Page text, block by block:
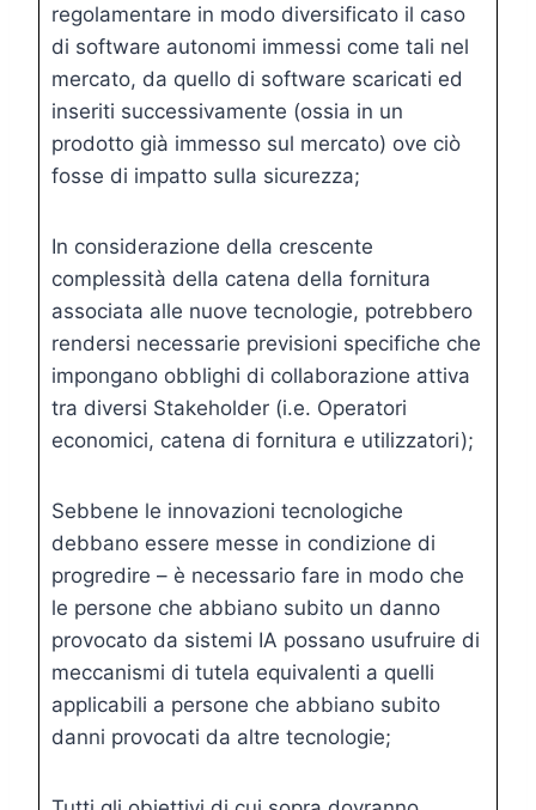
regolamentare in modo diversificato il caso
di software autonomi immessi come tali nel
mercato, da quello di software scaricati ed
inseriti successivamente (ossia in un
prodotto già immesso sul mercato) ove ciò
fosse di impatto sulla sicurezza;
In considerazione della crescente
complessità della catena della fornitura
associata alle nuove tecnologie, potrebbero
rendersi necessarie previsioni specifiche che
impongano obblighi di collaborazione attiva
tra diversi Stakeholder (i.e. Operatori
economici, catena di fornitura e utilizzatori);
Sebbene le innovazioni tecnologiche
debbano essere messe in condizione di
progredire – è necessario fare in modo che
le persone che abbiano subito un danno
provocato da sistemi IA possano usufruire di
meccanismi di tutela equivalenti a quelli
applicabili a persone che abbiano subito
danni provocati da altre tecnologie;